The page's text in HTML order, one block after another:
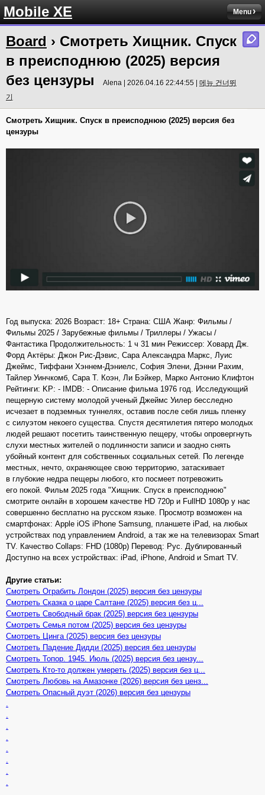
Mobile XE Menu
Board › Смотреть Хищник. Спуск
в преисподнюю (2025) версия
без цензуры
Alena | 2026.04.16 22:44:55 | 메뉴 건너뛰
기
Смотреть Хищник. Спуск в преисподнюю (2025) версия без
цензуры
Год выпуска: 2026 Возраст: 18+ Страна: США Жанр: Фильмы /
Фильмы 2025 / Зарубежные фильмы / Триллеры / Ужасы /
Фантастика Продолжительность: 1 ч 31 мин Режиссер: Ховард Дж.
Форд Актёры: Джон Рис-Дэвис, Сара Александра Маркс, Луис
Джеймс, Тиффани Хэннем-Дэниелс, София Элени, Дэнни Рахим,
Тайлер Уинчкомб, Сара Т. Коэн, Ли Бэйкер, Марко Антонио Клифтон
Рейтинги: KP: - IMDB: - Описание фильма 1976 год. Исследующий
пещерную систему молодой ученый Джеймс Уилер бесследно
исчезает в подземных туннелях, оставив после себя лишь пленку
с силуэтом некоего существа. Спустя десятилетия пятеро молодых
людей решают посетить таинственную пещеру, чтобы опровергнуть
слухи местных жителей о подлинности записи и заодно снять
убойный контент для собственных социальных сетей. По легенде
местных, нечто, охраняющее свою территорию, затаскивает
в глубокие недра пещеры любого, кто посмеет потревожить
его покой. Фильм 2025 года "Хищник. Спуск в преисподнюю"
смотрите онлайн в хорошем качестве HD 720p и FullHD 1080p у нас
совершенно бесплатно на русском языке. Просмотр возможен на
смартфонах: Apple iOS iPhone Samsung, планшете iPad, на любых
устройствах под управлением Android, а так же на телевизорах Smart
TV. Качество Collaps: FHD (1080p) Перевод: Рус. Дублированный
Доступно на всех устройствах: iPad, iPhone, Android и Smart TV.
Другие статьи:
Смотреть Ограбить Лондон (2025) версия без цензуры
Смотреть Сказка о царе Салтане (2025) версия без ц...
Смотреть Свободный брак (2025) версия без цензуры
Смотреть Семья потом (2025) версия без цензуры
Смотреть Цинга (2025) версия без цензуры
Смотреть Падение Дидди (2025) версия без цензуры
Смотреть Топор. 1945. Июль (2025) версия без цензу...
Смотреть Кто-то должен умереть (2025) версия без ц...
Смотреть Любовь на Амазонке (2026) версия без ценз...
Смотреть Опасный дуэт (2026) версия без цензуры
.
.
.
.
.
.
.
.